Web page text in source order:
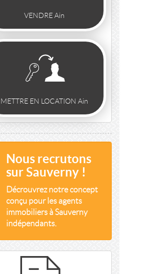
VENDRE Ain
METTRE EN LOCATION Ain
Nous recrutons
sur Sauverny !
Décrouvrez notre concept
conçu pour les agents
immobiliers à Sauverny
indépendants.